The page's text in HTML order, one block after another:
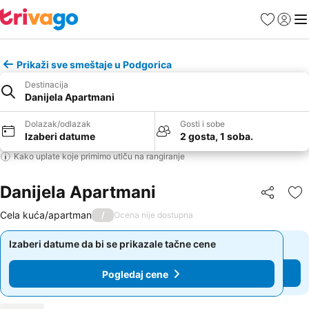
FavoritiPrijavi
Prikaži sve smeštaje u Podgorica
Destinacija
Danijela Apartmani
Dolazak/odlazak
Izaberi datume
Gosti i sobe
2 gosta, 1 soba.
Kako uplate koje primimo utiču na rangiranje
Danijela Apartmani Deli
Cela kuća/apartman / Ocena nije dostupna
Izaberi datume da bi se prikazale tačne cene
Pogledaj cene
Izaberi datume da bi se prikazale tačne cene
Pogledaj cene